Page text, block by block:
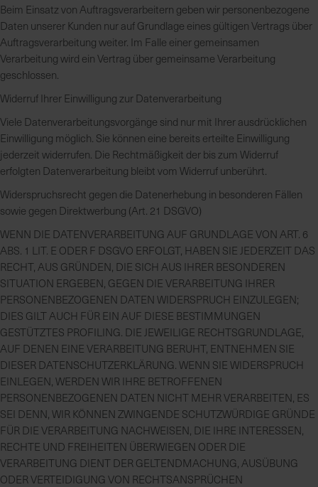
Beim Einsatz von Auftragsverarbeitern geben wir personenbezogene
Daten unserer Kunden nur auf Grundlage eines gültigen Vertrags über
Auftragsverarbeitung weiter. Im Falle einer gemeinsamen
Verarbeitung wird ein Vertrag über gemeinsame Verarbeitung
geschlossen.
Widerruf Ihrer Einwilligung zur Datenverarbeitung
Viele Datenverarbeitungsvorgänge sind nur mit Ihrer ausdrücklichen
Einwilligung möglich. Sie können eine bereits erteilte Einwilligung
jederzeit widerrufen. Die Rechtmäßigkeit der bis zum Widerruf
erfolgten Datenverarbeitung bleibt vom Widerruf unberührt.
Widerspruchsrecht gegen die Datenerhebung in besonderen Fällen
sowie gegen Direktwerbung (Art. 21 DSGVO)
WENN DIE DATENVERARBEITUNG AUF GRUNDLAGE VON ART. 6
ABS. 1 LIT. E ODER F DSGVO ERFOLGT, HABEN SIE JEDERZEIT DAS
RECHT, AUS GRÜNDEN, DIE SICH AUS IHRER BESONDEREN
SITUATION ERGEBEN, GEGEN DIE VERARBEITUNG IHRER
PERSONENBEZOGENEN DATEN WIDERSPRUCH EINZULEGEN;
DIES GILT AUCH FÜR EIN AUF DIESE BESTIMMUNGEN
GESTÜTZTES PROFILING. DIE JEWEILIGE RECHTSGRUNDLAGE,
AUF DENEN EINE VERARBEITUNG BERUHT, ENTNEHMEN SIE
DIESER DATENSCHUTZERKLÄRUNG. WENN SIE WIDERSPRUCH
EINLEGEN, WERDEN WIR IHRE BETROFFENEN
PERSONENBEZOGENEN DATEN NICHT MEHR VERARBEITEN, ES
SEI DENN, WIR KÖNNEN ZWINGENDE SCHUTZWÜRDIGE GRÜNDE
FÜR DIE VERARBEITUNG NACHWEISEN, DIE IHRE INTERESSEN,
RECHTE UND FREIHEITEN ÜBERWIEGEN ODER DIE
VERARBEITUNG DIENT DER GELTENDMACHUNG, AUSÜBUNG
ODER VERTEIDIGUNG VON RECHTSANSPRÜCHEN